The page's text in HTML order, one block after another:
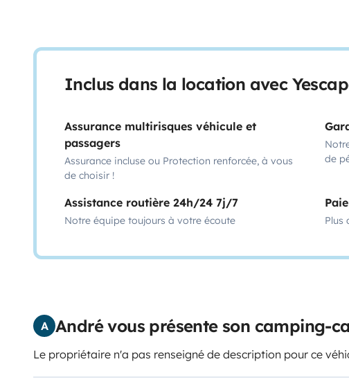
Inclus dans la location avec
Assurance multirisques véhicule et
passagers
Assurance incluse ou Protection renforcée, à vous
de choisir !
de
Assistance routière 24h/24 7j/7
Notre équipe toujours à votre écoute Plus
A André vous présente son camping-
Le propriétaire n'a pas renseigné de description pour ce